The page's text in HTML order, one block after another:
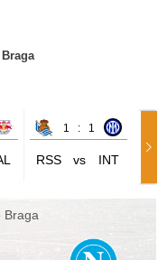
1 : 1
RSS vs INT
Braga